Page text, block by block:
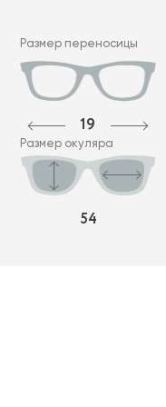
Размер переносицы
19
Размер окуляра
54